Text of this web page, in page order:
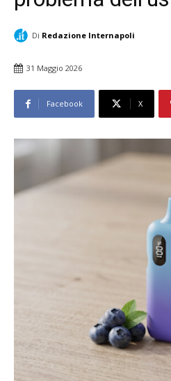
Di Redazione Internapoli
31 Maggio 2026
Facebook X